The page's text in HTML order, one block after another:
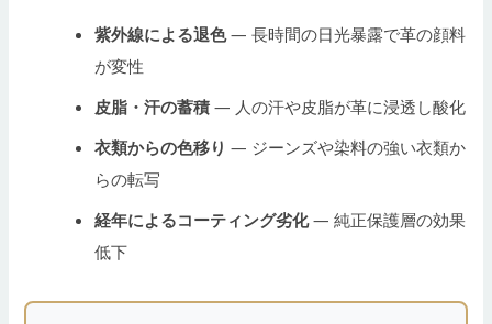
紫外線による退色— 長時間の日光暴露で革の顔料
が変性
皮脂・汗の蓄積 — 人の汗や皮脂が革に浸透し酸化
衣類からの色移り — ジーンズや染料の強い衣類か
らの転写
経年によるコーティング劣化— 純正保護層の効果
低下